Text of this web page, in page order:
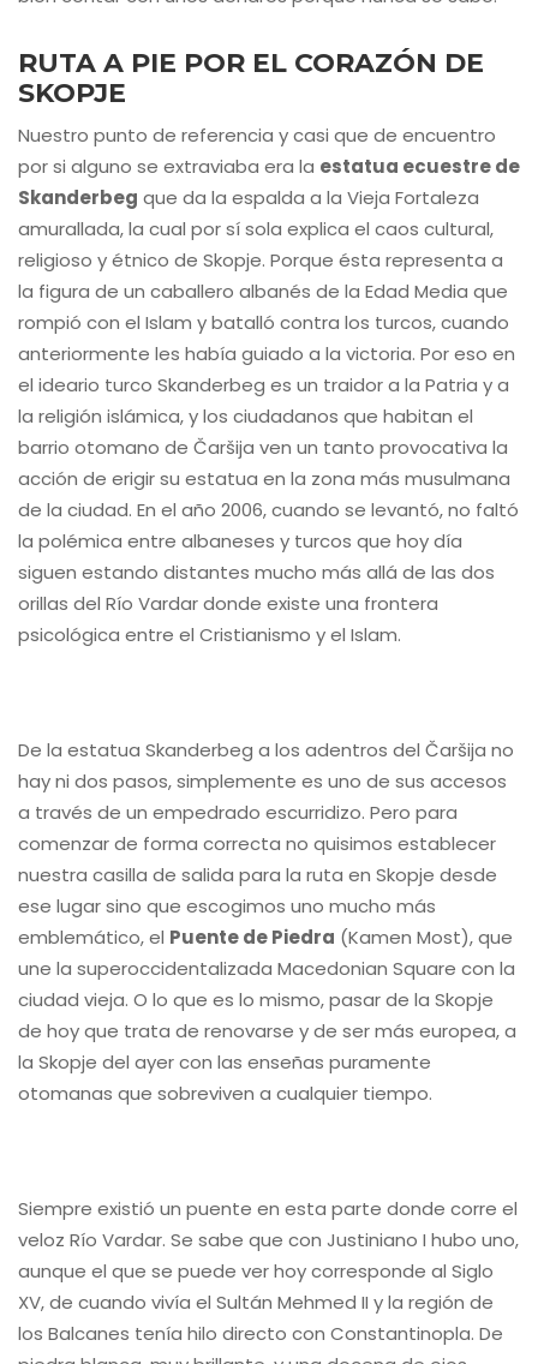
RUTA A PIE POR EL CORAZÓN DE
SKOPJE
Nuestro punto de referencia y casi que de encuentro
por si alguno se extraviaba era la estatua ecuestre de
Skanderbeg que da la espalda a la Vieja Fortaleza
amurallada, la cual por sí sola explica el caos cultural,
religioso y étnico de Skopje. Porque ésta representa a
la figura de un caballero albanés de la Edad Media que
rompió con el Islam y batalló contra los turcos, cuando
anteriormente les había guiado a la victoria. Por eso en
el ideario turco Skanderbeg es un traidor a la Patria y a
la religión islámica, y los ciudadanos que habitan el
barrio otomano de Čaršija ven un tanto provocativa la
acción de erigir su estatua en la zona más musulmana
de la ciudad. En el año 2006, cuando se levantó, no faltó
la polémica entre albaneses y turcos que hoy día
siguen estando distantes mucho más allá de las dos
orillas del Río Vardar donde existe una frontera
psicológica entre el Cristianismo y el Islam.
De la estatua Skanderbeg a los adentros del Čaršija no
hay ni dos pasos, simplemente es uno de sus accesos
a través de un empedrado escurridizo. Pero para
comenzar de forma correcta no quisimos establecer
nuestra casilla de salida para la ruta en Skopje desde
ese lugar sino que escogimos uno mucho más
emblemático, el Puente de Piedra (Kamen Most), que
une la superoccidentalizada Macedonian Square con la
ciudad vieja. O lo que es lo mismo, pasar de la Skopje
de hoy que trata de renovarse y de ser más europea, a
la Skopje del ayer con las enseñas puramente
otomanas que sobreviven a cualquier tiempo.
Siempre existió un puente en esta parte donde corre el
veloz Río Vardar. Se sabe que con Justiniano I hubo uno,
aunque el que se puede ver hoy corresponde al Siglo
XV, de cuando vivía el Sultán Mehmed II y la región de
los Balcanes tenía hilo directo con Constantinopla. De